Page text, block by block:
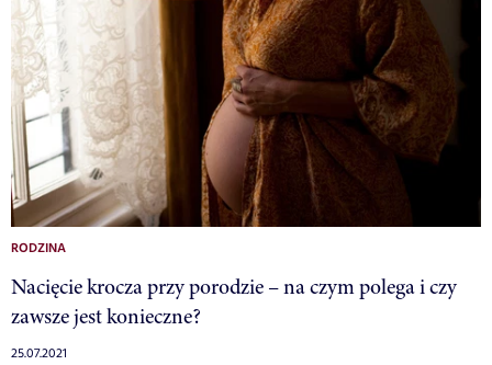
RODZINA
Nacięcie krocza przy porodzie – na czym polega i czy
zawsze jest konieczne?
25.07.2021